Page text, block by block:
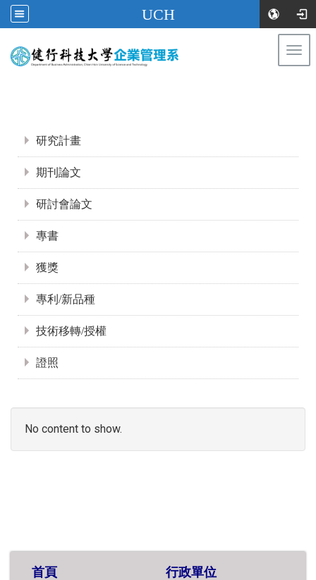
UCH
研究計畫
期刊論文
研討會論文
專書
獲獎
專利/新品種
技術移轉/授權
證照
No content to show.
首頁 行政單位